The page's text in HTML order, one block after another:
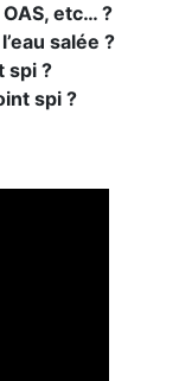
etc… ?
salée ?
spi ?
spi ?